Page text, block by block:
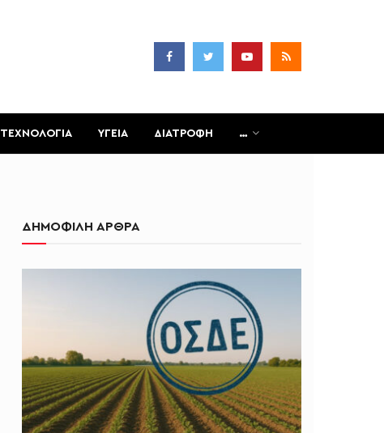
ΤΕΧΝΟΛΟΓΙΑ ΥΓΕΙΑ ΔΙΑΤΡΟΦΗ …
ΔΗΜΟΦΙΛΗ ΑΡΘΡΑ